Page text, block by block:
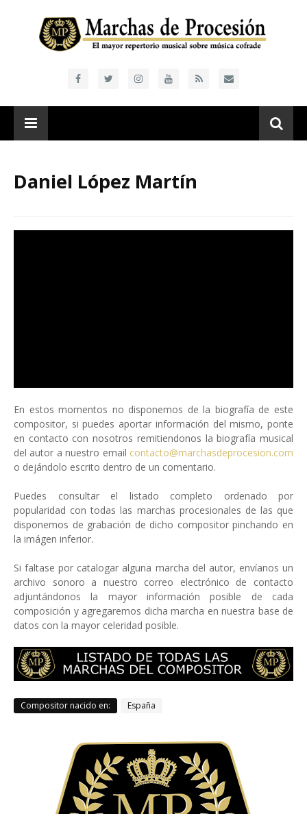
Daniel López Martín
En estos momentos no disponemos de la biografía de este
compositor, si puedes aportar información del mismo, ponte
en contacto con nosotros remitiendonos la biografía musical
del autor a nuestro email contacto@marchasdeprocesion.com
o dejándolo escrito dentro de un comentario.
Puedes consultar el listado completo ordenado por
popularidad con todas las marchas procesionales de las que
disponemos de grabación de dicho compositor pinchando en
la imágen inferior.
Si faltase por catalogar alguna marcha del autor, envíanos un
archivo sonoro a nuestro correo electrónico de contacto
adjuntándonos la mayor información posible de cada
composición y agregaremos dicha marcha en nuestra base de
datos con la mayor celeridad posible.
Compositor nacido en: España